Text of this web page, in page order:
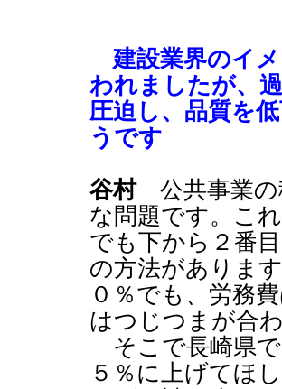
建設業界のイメ
われましたが、
圧迫し、品質を
うです
谷村公共事業の
な問題です。こ
でも下から２番
の方法がありま
０％でも、労務
はつじつまが合
そこで長崎県で
５％に上げてほ